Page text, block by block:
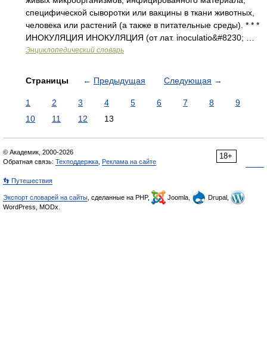
специфической сыворотки или вакцины в ткани животных,
человека или растений (а также в питательные среды). * * *
ИНОКУЛЯЦИЯ ИНОКУЛЯЦИЯ (от лат. inoculatio&#8230; …
Энциклопедический словарь
Страницы ← Предыдущая Следующая →
1 2 3 4 5 6 7 8
9
10
11 12 13
18+
© Академик, 2000-2026
Обратная связь: Техподдержка Реклама на сайте
👣 Путешествия
Экспорт словарей на сайты , сделанные на PHP, Joomla,
Drupal,
WordPress, MODx.